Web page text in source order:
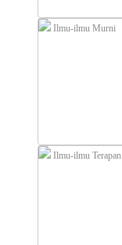
Ilmu-ilmu Murni
Ilmu-ilmu Terapan